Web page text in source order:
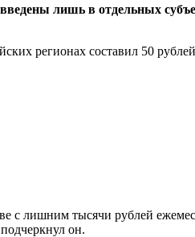
лишь в отдельных
регионах составил 50
с лишним тысячи рублей
он.